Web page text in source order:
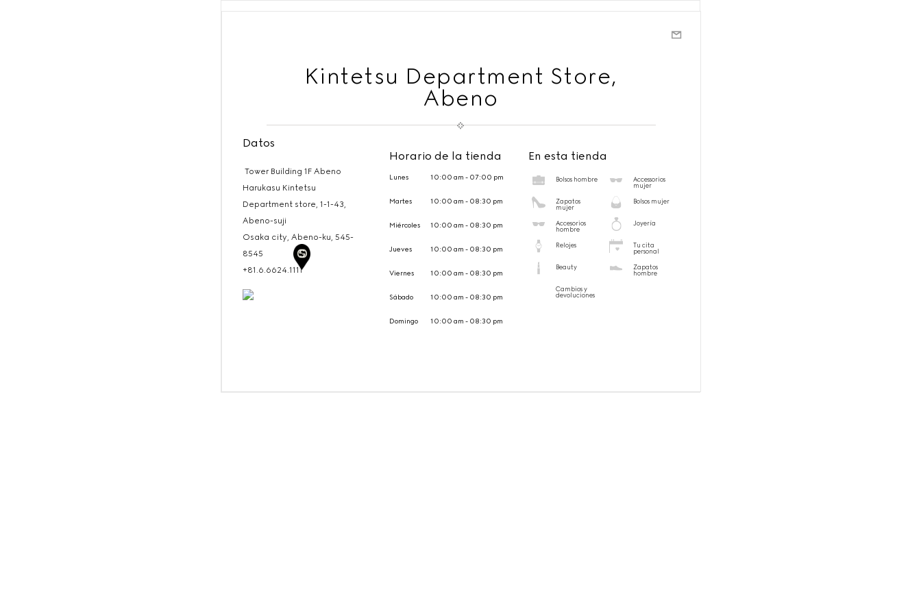
Kintetsu Department Store,
Abeno
Datos
Tower Building 1F Abeno
Harukasu Kintetsu
Department store, 1-1-43,
Abeno-suji
Osaka city, Abeno-ku, 545-
8545
+81.6.6624.1111
Horario de la tienda
Lunes 10:00 am - 07:00 pm
Martes 10:00 am - 08:30 pm
Miércoles 10:00 am - 08:30 pm
Jueves 10:00 am - 08:30 pm
Viernes 10:00 am - 08:30 pm
Sábado 10:00 am - 08:30 pm
Domingo 10:00 am - 08:30 pm
En esta tienda
Bolsos hombre
Accessorios
mujer
Zapatos
mujer
Bolsos mujer
Accesorios
hombre
Joyería
Relojes
Tu cita
personal
Beauty
Zapatos
hombre
Cambios y
devoluciones